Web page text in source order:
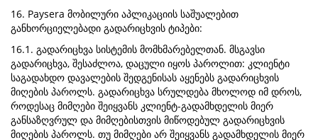
16. Paysera მობილური აპლიკაციის საშუალებით
განხორციელებადი გადარიცხვის ტიპები:
16.1. გადარიცხვა სისტემის მომხმარებელთან. მსგავსი
გადარიცხვა, შესაძლოა, დაცული იყოს პაროლით: კლიენტი
საგადახდო დავალების შედგენისას აყენებს გადარიცხვის
მიღების პაროლს. გადარიცხვა სრულდება მხოლოდ იმ დროს,
როდესაც მიმღები შეიყვანს კლიენტ-გადამხდელის მიერ
განსაზღვრულ და მიმღებისთვის მიწოდებულ გადარიცხვის
მიღების პაროლს. თუ მიმღები არ შეიყვანს გადამხდელის მიერ